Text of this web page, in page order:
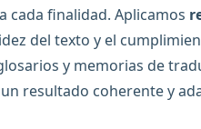
cada finalidad. Aplicamos
del texto y el
y memorias de
resultado coherente y